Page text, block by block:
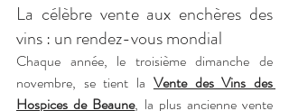
La célèbre vente aux enchères des
vins : un rendez-vous mondial
Chaque année, le troisième dimanche de
novembre, se tient la Vente des Vins des
Hospices de Beaune, la plus ancienne vente